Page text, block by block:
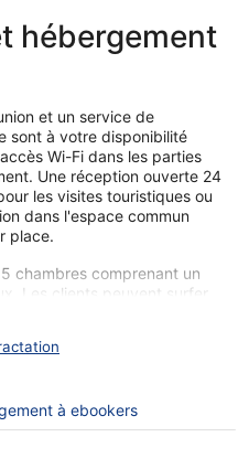
hébergement
et un service de
sont à votre disponibilité
Wi-Fi dans les parties
Une réception ouverte 24
les visites touristiques ou
dans l'espace commun
place.
chambres comprenant un
Les clients peuvent surfer
à Internet sans fil (vitesse :
est disponible sur
été enchantés par
Lors de votre séjour,
à ebookers